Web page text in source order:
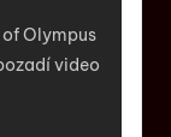
of Olympus
video